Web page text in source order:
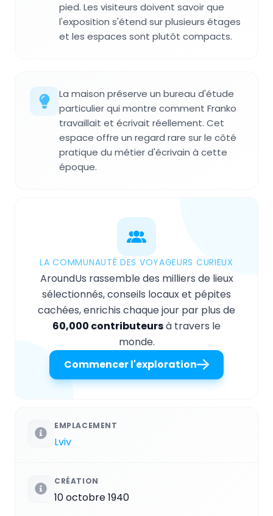
pied. Les visiteurs doivent savoir que
l'exposition s'étend sur plusieurs étages
et les espaces sont plutôt compacts.
La maison préserve un bureau d'étude
particulier qui montre comment Franko
travaillait et écrivait réellement. Cet
espace offre un regard rare sur le côté
pratique du métier d'écrivain à cette
époque.
LA COMMUNAUTÉ DES VOYAGEURS CURIEUX
AroundUs rassemble des milliers de lieux
sélectionnés, conseils locaux et pépites
cachées, enrichis chaque jour par plus de
60,000 contributeursà travers le
monde.
Commencer l'exploration
EMPLACEMENT
Lviv
CRÉATION
10 octobre 1940